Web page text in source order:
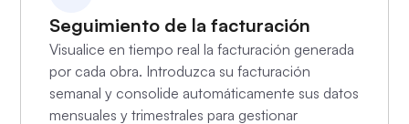
Seguimiento de la facturación
Visualice en tiempo real la facturación generada
por cada obra. Introduzca su facturación
semanal y consolide automáticamente sus datos
mensuales y trimestrales para gestionar